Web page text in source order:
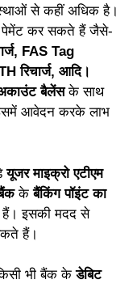
से कहीं अधिक है।
कर सकते हैं जैसे-
FAS Tag
रिचार्ज, आदि।
अकाउंट बैलेंसके साथ
आवेदन करके लाभ
यूजर माइक्रो एटीएम
केबैंकिंग पॉइंट का
इसकी मदद से
हैं।
भी बैंक केडेबिट